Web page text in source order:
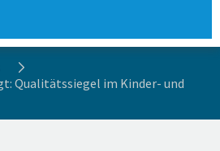
Qualitätssiegel im Kinder- und